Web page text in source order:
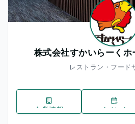
株式会社すかいらーくホ
レストラン・フード
企業情報 イベント